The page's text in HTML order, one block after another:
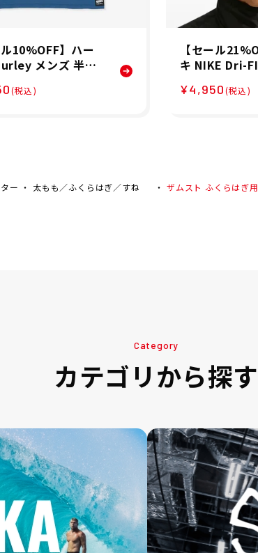
10%OFF】ハー
メンズ 半袖
ョートスリーブ
(税込)
【セール
キ NIKE Dri-
チャード スウ
¥4,950(税込)
ー 太もも／ふくらはぎ／すね ザムスト ふくらはぎ
Category
カテゴリから探す